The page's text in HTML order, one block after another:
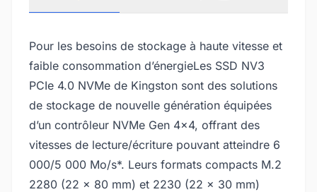
Pour les besoins de stockage à haute vitesse et
faible consommation d’énergieLes SSD NV3
PCIe 4.0 NVMe de Kingston sont des solutions
de stockage de nouvelle génération équipées
d’un contrôleur NVMe Gen 4x4, offrant des
vitesses de lecture/écriture pouvant atteindre 6
000/5 000 Mo/s*. Leurs formats compacts M.2
2280 (22 x 80 mm) et 2230 (22 x 30 mm)